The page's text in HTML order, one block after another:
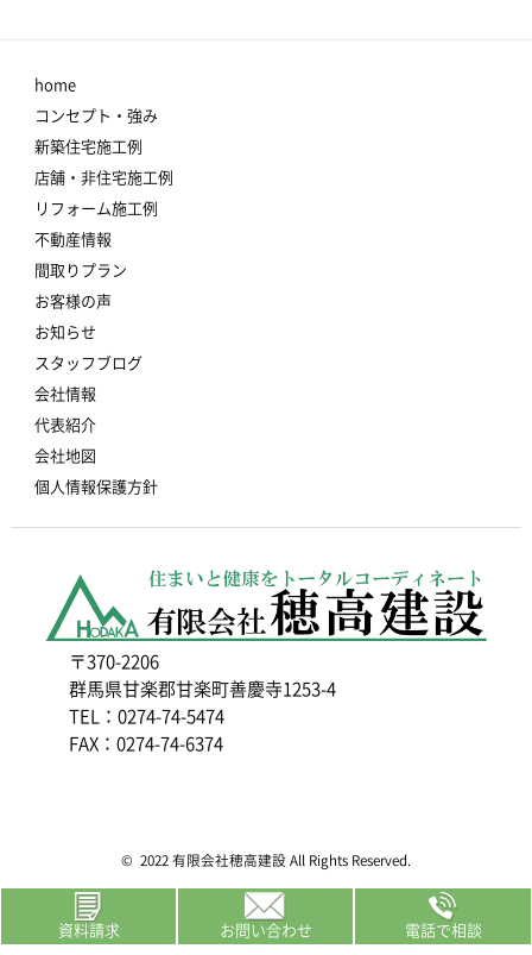
home
コンセプト・強み
新築住宅施工例
店舗・非住宅施工例
リフォーム施工例
不動産情報
間取りプラン
お客様の声
お知らせ
スタッフブログ
会社情報
代表紹介
会社地図
個人情報保護方針
〒370-2206
群馬県甘楽郡甘楽町善慶寺1253-4
TEL：0274-74-5474
FAX：0274-74-6374
© 2022 有限会社穂高建設 All Rights Reserved.
資料請求 お問い合わせ 電話で相談